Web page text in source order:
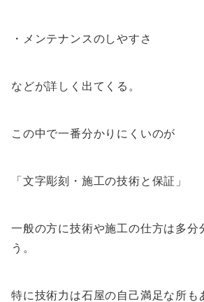
・メンテナンスのしやすさ
などが詳しく出てくる。
この中で一番分かりにくいのが
「文字彫刻・施工の技術と保証」
一般の方に技術や施工の仕方は多分
う。
特に技術力は石屋の自己満足な所も